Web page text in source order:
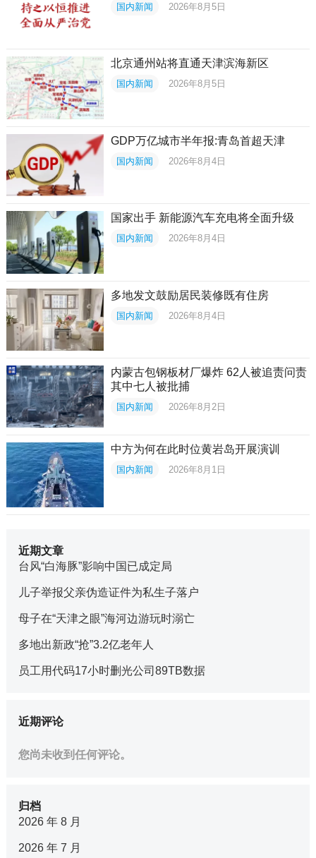
国内新闻 2026年8月5日
北京通州站将直通天津滨海新区
国内新闻 2026年8月5日
GDP万亿城市半年报:青岛首超天津
国内新闻 2026年8月4日
国家出手 新能源汽车充电将全面升级
国内新闻 2026年8月4日
多地发文鼓励居民装修既有住房
国内新闻 2026年8月4日
内蒙古包钢板材厂爆炸 62人被追责问责
其中七人被批捕
国内新闻 2026年8月2日
中方为何在此时位黄岩岛开展演训
国内新闻 2026年8月1日
近期文章
台风“白海豚”影响中国已成定局
儿子举报父亲伪造证件为私生子落户
母子在“天津之眼”海河边游玩时溺亡
多地出新政“抢”3.2亿老年人
员工用代码17小时删光公司89TB数据
近期评论
您尚未收到任何评论。
归档
2026 年 8 月
2026 年 7 月